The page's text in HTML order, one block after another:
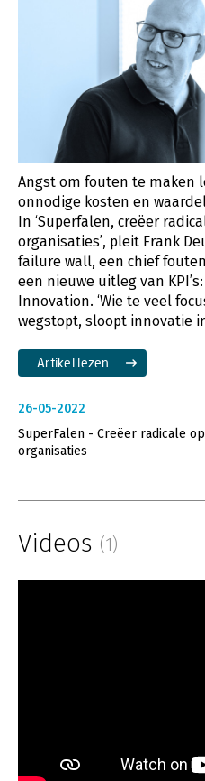
Angst om fouten te maken
onnodige kosten en
In ‘Superfalen, creëer
organisaties’, pleit Frank
failure wall, een chief
een nieuwe uitleg van
Innovation. ‘Wie te veel
wegstopt, sloopt innovatie
Artikel lezen
26-05-2022
SuperFalen - Creëer radicale
organisaties
Videos (1)